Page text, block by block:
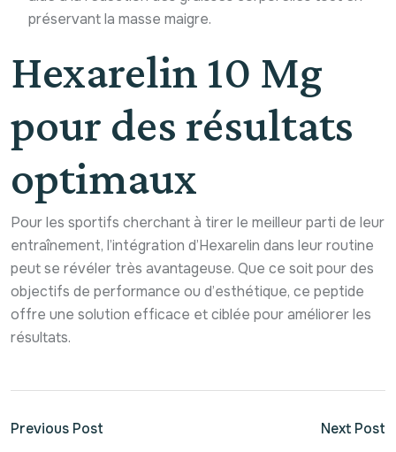
préservant la masse maigre.
Hexarelin 10 Mg
pour des résultats
optimaux
Pour les sportifs cherchant à tirer le meilleur parti de leur
entraînement, l’intégration d’Hexarelin dans leur routine
peut se révéler très avantageuse. Que ce soit pour des
objectifs de performance ou d’esthétique, ce peptide
offre une solution efficace et ciblée pour améliorer les
résultats.
Previous Post Next Post